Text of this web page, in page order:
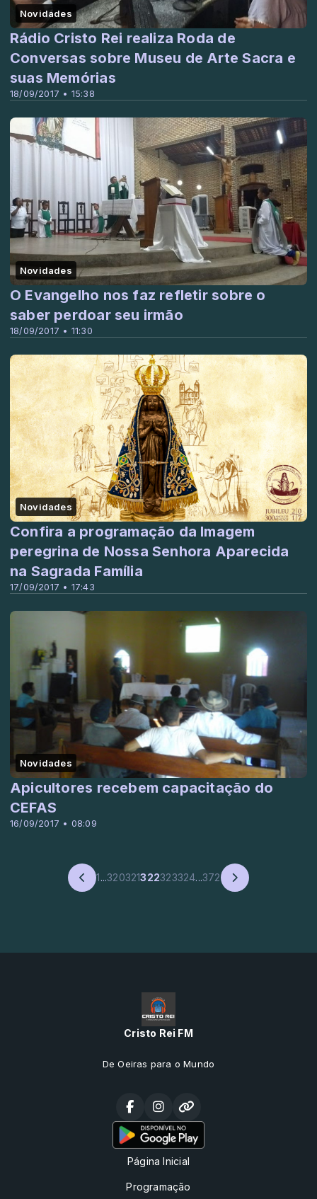
Novidades
18/09/2017 • 15:38
Rádio Cristo Rei realiza Roda de
Conversas sobre Museu de Arte Sacra e
suas Memórias
Novidades
18/09/2017 • 11:30
O Evangelho nos faz refletir sobre o
saber perdoar seu irmão
Novidades
17/09/2017 • 17:43
Confira a programação da Imagem
peregrina de Nossa Senhora Aparecida
na Sagrada Família
Novidades
16/09/2017 • 08:09
Apicultores recebem capacitação do
CEFAS
1...320321322323324...372
Cristo Rei FM
De Oeiras para o Mundo
Página Inicial
Programação